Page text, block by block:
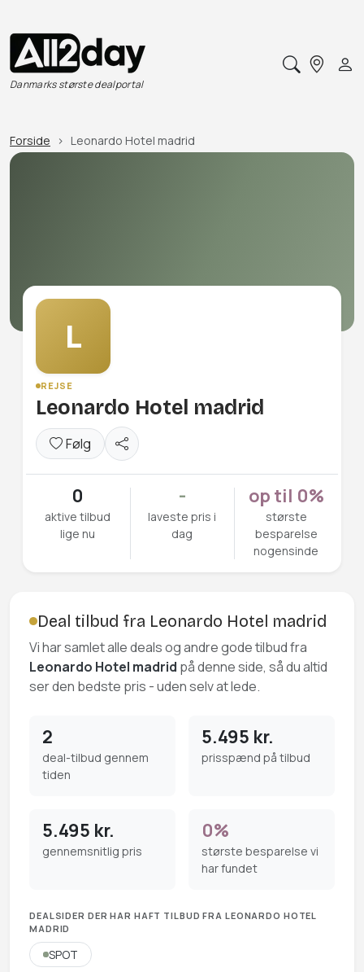
Danmarks største dealportal
Forside Leonardo Hotel madrid
L
REJSE
Leonardo Hotel madrid
Følg
0
aktive tilbud
lige nu
-
laveste pris i
dag
op til 0%
største
besparelse
nogensinde
Deal tilbud fra Leonardo Hotel madrid
Vi har samlet alle deals og andre gode tilbud fra
Leonardo Hotel madrid på denne side, så du altid
ser den bedste pris - uden selv at lede.
2
deal-tilbud gennem
tiden
5.495 kr.
prisspænd på tilbud
5.495 kr.
gennemsnitlig pris
0%
største besparelse vi
har fundet
DEALSIDER DER HAR HAFT TILBUD FRA LEONARDO HOTEL
MADRID
SPOT